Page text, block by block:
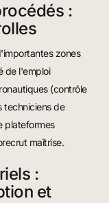
:
zones
de l'emploi
(contrôle
techniciens de
plateformes
maîtrise.
:
et